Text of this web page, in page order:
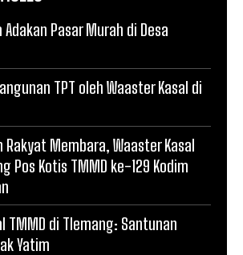
Adakan Pasar Murah di Desa
TPT oleh Waaster Kasal di
Rakyat Membara, Waaster Kasal
Pos Kotis TMMD ke-129 Kodim
TMMD di Tlemang: Santunan
Yatim